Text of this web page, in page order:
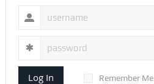
Log In Remember Me